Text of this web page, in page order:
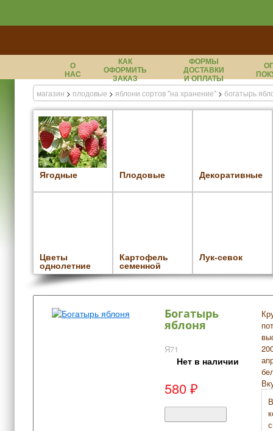
О
НАС
КАК
ОФОРМИТЬ
ЗАКАЗ
ФОРМЫ
ДОСТАВКИ
И ОПЛАТЫ
магазин > плодовые > яблони сортов "на хранение" > богатырь
Ягодные Плодовые Декоративные
Цветы
однолетние
Картофель
семенной
Лук-севок
Богатырь
яблоня
Я71
Нет в наличии
580 ₽